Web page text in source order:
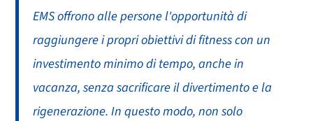
EMS offrono alle persone l'opportunità di
raggiungere i propri obiettivi di fitness con un
investimento minimo di tempo, anche in
vacanza, senza sacrificare il divertimento e la
rigenerazione. In questo modo, non solo